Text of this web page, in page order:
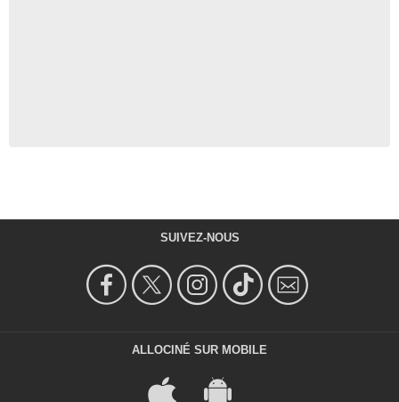
SUIVEZ-NOUS
ALLOCINÉ SUR MOBILE